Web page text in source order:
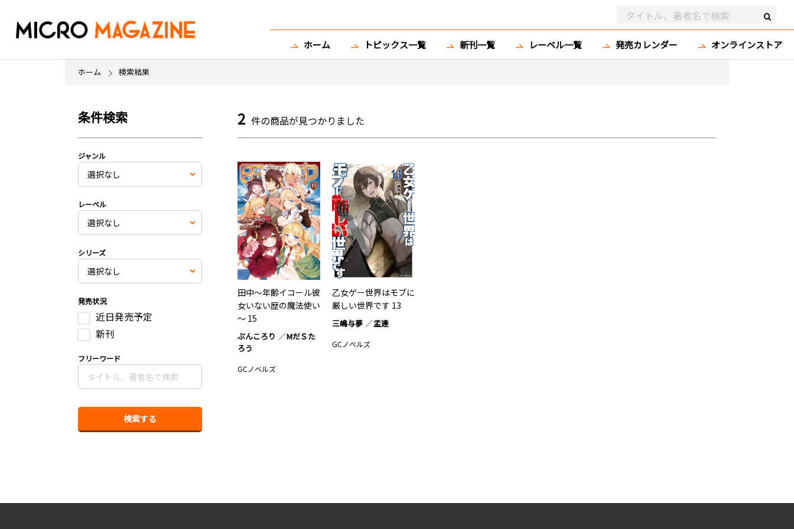
ホーム トピックス一覧 新刊一覧 レーベル一覧 発売カレンダー オンラインストア
ホーム 検索結果
条件検索
ジャンル
レーベル
シリーズ
発売状況
近日発売予定
新刊
フリーワード
2 件の商品が見つかりました
田中～年齢イコール彼
女いない歴の魔法使い
～ 15
ぶんころり
МだＳた
ろう
GCノベルズ
乙女ゲー世界はモブに
厳しい世界です 13
三嶋与夢 孟達
GCノベルズ